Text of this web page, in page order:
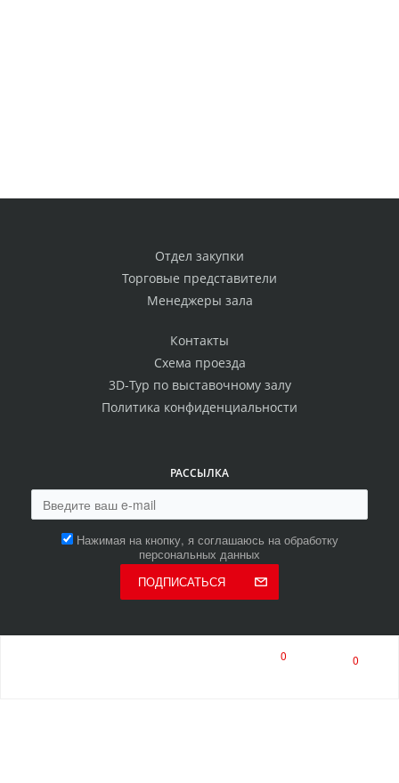
Отдел закупки
Торговые представители
Менеджеры зала
Контакты
Схема проезда
3D-Тур по выставочному залу
Политика конфиденциальности
РАССЫЛКА
Нажимая на кнопку, я соглашаюсь на обработку
персональных данных
ПОДПИСАТЬСЯ
0 0